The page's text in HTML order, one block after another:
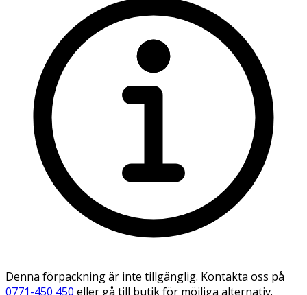
Denna förpackning är inte tillgänglig. Kontakta oss på
0771-450 450 eller gå till butik för möjliga alternativ.